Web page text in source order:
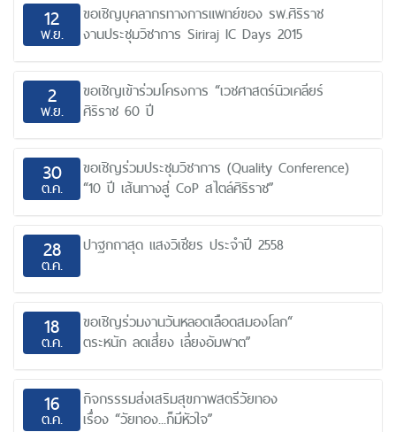
12
พ.ย.
ขอเชิญบุคลากรทางการแพทย์ของ รพ.ศิริราช
งานประชุมวิชาการ Siriraj IC Days 2015
2
พ.ย.
ขอเชิญเข้าร่วมโครงการ “เวชศาสตร์นิวเคลียร์
ศิริราช 60 ปี
30
ต.ค.
ขอเชิญร่วมประชุมวิชาการ (Quality Conference)
“10 ปี เส้นทางสู่ CoP สไตล์ศิริราช”
28
ต.ค.
ปาฐกถาสุด แสงวิเชียร ประจำปี 2558
18
ต.ค.
ขอเชิญร่วมงานวันหลอดเลือดสมองโลก“
ตระหนัก ลดเสี่ยง เลี่ยงอัมพาต”
16
ต.ค.
กิจกรรรมส่งเสริมสุขภาพสตรีวัยทอง
เรื่อง “วัยทอง...ก็มีหัวใจ”